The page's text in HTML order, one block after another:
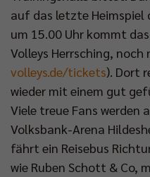
auf das letzte Heimspiel
um 15.00 Uhr kommt
Volleys Herrsching, noch
volleys.de/tickets). Dort
wieder mit einem gut
Viele treue Fans werden
Volksbank-Arena
fährt ein Reisebus
wie Ruben Schott & Co,